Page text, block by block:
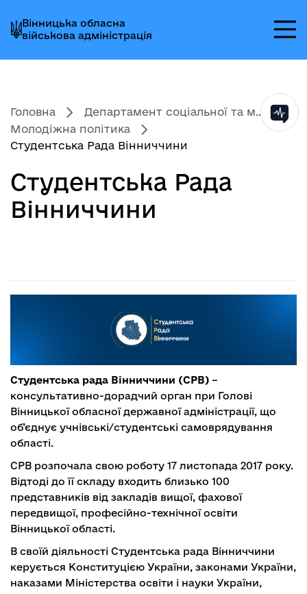
до
головного
меню
до
головного
вмісту
до
головного
колонтитула
Вінницька обласна
військова адміністрація
Головна
Департамент соціальної та м...
Молодіжна політика
Студентська Рада Вінниччини
Студентська Рада
Вінниччини
Студентська рада Вінниччини (СРВ) –
консультативно-дорадчий орган при Голові
Вінницької обласної державної адміністрації, що
об’єднує учнівські/студентські самоврядування
області.
СРВ розпочала свою роботу 17 листопада 2017 року.
Відтоді до її складу входить близько 100
представників від закладів вищої, фахової
передвищої, професійно-технічної освіти
Вінницької області.
В своїй діяльності Студентська рада Вінниччини
керується Конституцією України, законами України,
наказами Міністерства освіти і науки України,